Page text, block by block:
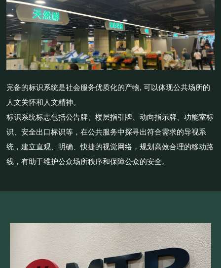
完备的标识系统是社会服务优质化的产物, 可以体现公共场所的
人文关怀和人文精神。
标识系统标志包括公告牌、楼层指引牌、动向指示牌、功能室标
识、安全出口标识等，在公共服务中探寻出符合需求的导视系
统，建立直观、明确、快捷的视觉网络，规划高效合理的移动路
线，有助于维护公众场所秩序和保障公众的安全。